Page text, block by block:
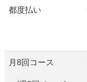
都度払い
月8回コース